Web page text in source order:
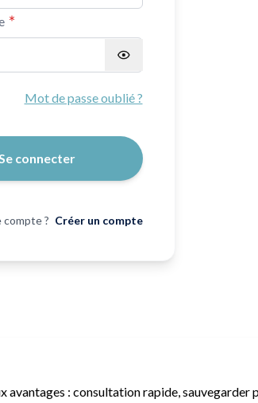
Mot de passe oublié ?
connecter
compte ? Créer un compte
avantages : consultation rapide, sauvegarder